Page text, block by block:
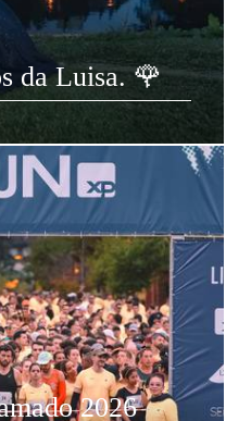
da Luisa. 🌹
2026